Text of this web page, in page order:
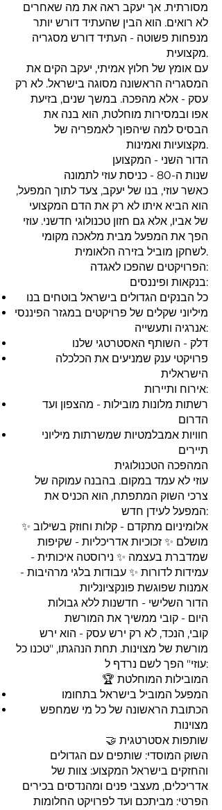
מסורתית. אך יעקב ראה את מה שאחרים
לא רואים. הוא הבין שהעתיד דורש יותר
מנפחות פשוטה - העתיד דורש מסגריה
מקצועית.
עם אומץ של חלוץ אמיתי, יעקב הקים את
המסגריה הראשונה מסוגה בישראל. לא רק
עסק - אלא מהפכה. במשך שנים, בזיעת
אפו ובמסירות מוחלטת, הוא בנה את
הבסיס למה שיהפוך לאמפריה של
מקצועיות ואמינות.
הדור השני - המקצוען
שנות ה-80 - כניסת עוזי לתמונה
כאשר עוזי, בנו של יעקב, צעד לתוך המפעל,
הוא הביא איתו לא רק את הדם המקצועי
של אביו, אלא גם חזון טכנולוגי חדשני. עוזי
הפך את המפעל מבית מלאכה מקומי
לשחקן מוביל בזירה הלאומית.
הפרויקטים שהפכו לאגדה:
בנקאות ופיננסים:
כל הבנקים הגדולים בישראל בוטחים בנו
מיליוני שקלים של פרויקטים במגזר הפיננסי
אנרגיה ותעשייה:
דלק - השותף האסטרטגי שלנו
פרויקטי ענק שמניעים את הכלכלה
הישראלית
אירוח ותיירות:
רשתות מלונות מובילות - מהצפון ועד
הדרום
חוויות אמבלמטיות שמשרתות מיליוני
תיירים
המהפכה הטכנולוגית
עוזי לא עמד במקום. בהבנה עמוקה של
צרכי השוק המתפתח, הוא הכניס את
המפעל לעידן חדש:
✨ אלומיניום מתקדם - קלות וחוזק בשילוב
מושלם ✨ זכוכיות אדריכליות - שקיפות
שמדברת בעצמה ✨ נירוסטה איכותית -
עמידות לדורות ✨ עבודות בלגי מרהיבות -
אמנות שפוגשת פונקציונליות
הדור השלישי - חדשנות ללא גבולות
היום - קובי ממשיך את המורשת
קובי, הנכד, לא רק ירש עסק - הוא ירש
מורשת של מצוינות. תחת הנהגתו, "טכנו כל
עוזי" הפך לשם נרדף ל:
🏆 המובילות המוחלטת
המפעל המוביל בישראל בתחומו
הכתובת הראשונה של כל מי שמחפש
מצוינות
🤝 שותפות אסטרטגית
השוק המוסדי: שותפים עם הגדולים
והחזקים בישראל המקצוע: צוות של
אדריכלים, מעצבי פנים ומהנדסים בכירים
הפרטי: מביתכם ועד לפרויקט החלומות